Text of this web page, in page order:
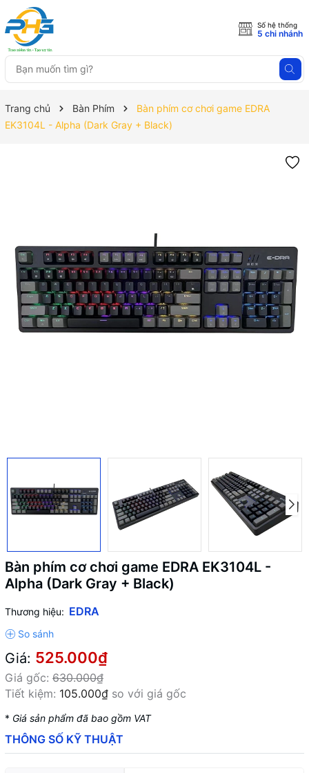
Số hệ thống
5 chi nhánh
Trang chủ Bàn Phím
Bàn phím cơ chơi game EDRA
EK3104L - Alpha (Dark Gray + Black)
Bàn phím cơ chơi game EDRA EK3104L -
Alpha (Dark Gray + Black)
Thương hiệu: EDRA
Giá: 525.000₫
Giá gốc: 630.000₫
Tiết kiệm: 105.000₫ so với giá gốc
* Giá sản phẩm đã bao gồm VAT
THÔNG SỐ KỸ THUẬT